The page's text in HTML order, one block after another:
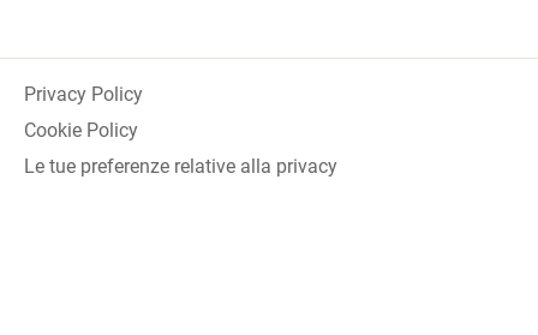
Privacy Policy
Cookie Policy
Le tue preferenze relative alla privacy